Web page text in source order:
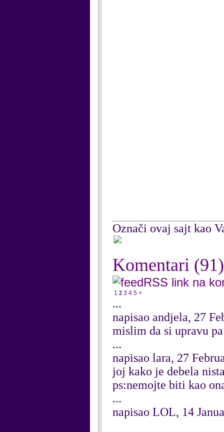
Označi ovaj sajt kao
Komentari (91)
RSS link na
1 2 3 4 5 >
...
napisao andjela, 27
mislim da si upravu
...
napisao lara, 27
joj kako je debela
ps:nemojte biti kao
...
napisao LOL, 14